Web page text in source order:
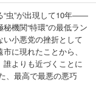
“虫”が出現して10年――
機関“特環”の最低ラン
小悪党の挫折として
に現れたことから、
よりも近づくことに
、最高で最悪の悪巧